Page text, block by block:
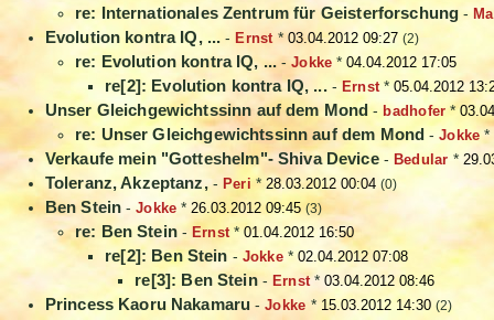
re: Internationales Zentrum für Geisterforschung -
Evolution kontra IQ, ... - Ernst* 03.04.2012 09:27 (2)
re: Evolution kontra IQ, ... -Jokke *04.04.2012 17:05
re[2]: Evolution kontra IQ, ...- Ernst*05.04.2012
Unser Gleichgewichtssinn auf dem Mond - badhofer *
re: Unser Gleichgewichtssinn auf dem Mond -Jokke *
Verkaufe mein "Gotteshelm"- Shiva Device- Bedular *
Toleranz, Akzeptanz,- Peri * 28.03.2012 00:04 (0)
Ben Stein -Jokke *26.03.2012 09:45 (3)
re: Ben Stein- Ernst*01.04.2012 16:50
re[2]: Ben Stein - Jokke* 02.04.2012 07:08
re[3]: Ben Stein- Ernst*03.04.2012 08:46
Princess Kaoru Nakamaru -Jokke * 15.03.2012 14:30 (2)